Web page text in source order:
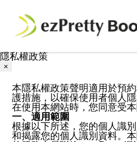
隱私權政策
×
本隱私權政策聲明適用於預
護措施，以確保使用者個人隱
在使用本網站時，您同意受
一、適用範圍
根據以下所述，您的個人識
和揭露您的個人識別資料。